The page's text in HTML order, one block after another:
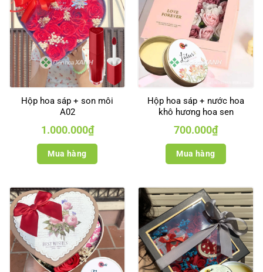
Hộp hoa sáp + son môi
A02
1.000.000₫
Mua hàng
Hộp hoa sáp + nước hoa
khô hương hoa sen
700.000₫
Mua hàng